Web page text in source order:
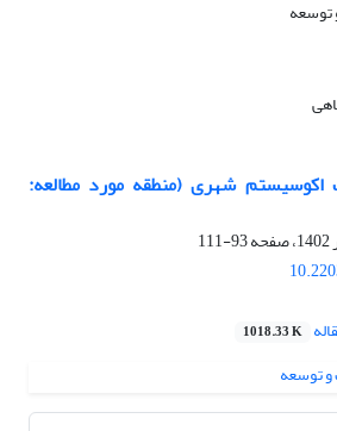
شهری (منطقه مورد مطالعه:
93-111
1018.33 K